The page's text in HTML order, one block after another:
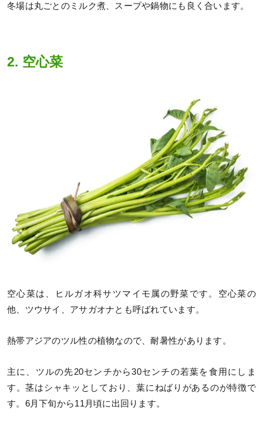
冬場は丸ごとのミルク煮、スープや鍋物にも良く合います。
2. 空心菜
空心菜は、ヒルガオ科サツマイモ属の野菜です。空心菜の
他、ツウサイ、アサガオナとも呼ばれています。
熱帯アジアのツル性の植物なので、耐暑性があります。
主に、ツルの先20センチから30センチの若葉を食用にしま
す。茎はシャキッとしており、葉にねばりがあるのが特徴で
す。6月下旬から11月頃に出回ります。